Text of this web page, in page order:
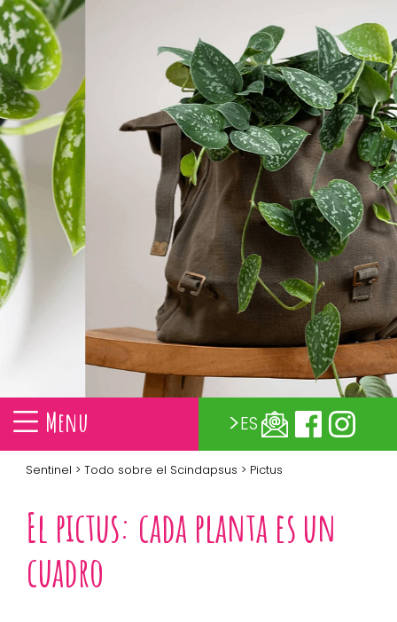
Menu ES
Sentinel > Todo sobre el Scindapsus > Pictus
El pictus: cada planta es un
cuadro